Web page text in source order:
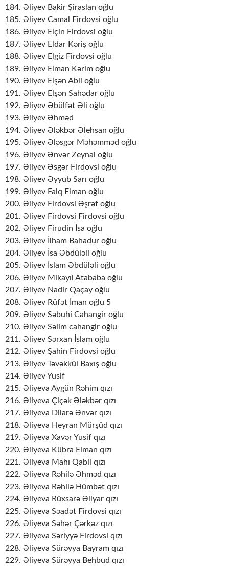
184. Əliyev Bakir Şiraslan oğlu
185. Əliyev Camal Firdovsi oğlu
186. Əliyev Elçin Firdovsi oğlu
187. Əliyev Eldar Kəriş oğlu
188. Əliyev Elgiz Firdovsi oğlu
189. Əliyev Elman Kərim oğlu
190. Əliyev Elşən Abil oğlu
191. Əliyev Elşən Sahədar oğlu
192. Əliyev Əbülfət Əli oğlu
193. Əliyev Əhməd
194. Əliyev Ələkbər Əlehsan oğlu
195. Əliyev Ələsgər Məhəmməd oğlu
196. Əliyev Ənvər Zeynal oğlu
197. Əliyev Əsgər Firdovsi oğlu
198. Əliyev Əyyub Sarı oğlu
199. Əliyev Faiq Elman oğlu
200. Əliyev Firdovsi Əşrəf oğlu
201. Əliyev Firdovsi Firdovsi oğlu
202. Əliyev Firudin İsa oğlu
203. Əliyev İlham Bahadur oğlu
204. Əliyev İsa Əbdüləli oğlu
205. Əliyev İslam Əbdüləli oğlu
206. Əliyev Mikayıl Atababa oğlu
207. Əliyev Nadir Qaçay oğlu
208. Əliyev Rüfət İman oğlu 5
209. Əliyev Səbuhi Cahangir oğlu
210. Əliyev Səlim cahangir oğlu
211. Əliyev Sərxan İslam oğlu
212. Əliyev Şahin Firdovsi oğlu
213. Əliyev Təvəkkül Baxış oğlu
214. Əliyev Yusif
215. Əliyeva Aygün Rəhim qızı
216. Əliyeva Çiçək Ələkbər qızı
217. Əliyeva Dilarə Ənvər qızı
218. Əliyeva Heyran Mürşüd qızı
219. Əliyeva Xavər Yusif qızı
220. Əliyeva Kübra Elman qızı
221. Əliyeva Mahı Qabil qızı
222. Əliyeva Rəhilə Əhməd qızı
223. Əliyeva Rəhilə Hümbət qızı
224. Əliyeva Rüxsarə Əliyar qızı
225. Əliyeva Səadət Firdovsi qızı
226. Əliyeva Səhər Çərkəz qızı
227. Əliyeva Səriyyə Firdovsi qızı
228. Əliyeva Sürəyya Bayram qızı
229. Əliyeva Sürəyya Behbud qızı